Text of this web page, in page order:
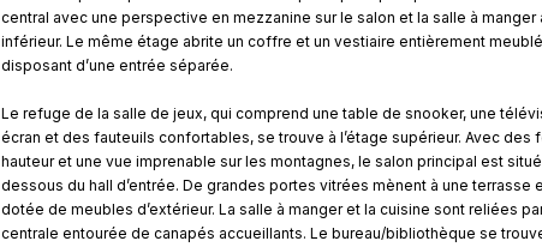
central avec une perspective en mezzanine sur le salon et la salle à manger
inférieur. Le même étage abrite un coffre et un vestiaire entièrement
disposant d’une entrée séparée.
Le refuge de la salle de jeux, qui comprend une table de snooker, une
écran et des fauteuils confortables, se trouve à l’étage supérieur. Avec des
hauteur et une vue imprenable sur les montagnes, le salon principal est
dessous du hall d’entrée. De grandes portes vitrées mènent à une terrasse
dotée de meubles d’extérieur. La salle à manger et la cuisine sont reliées
centrale entourée de canapés accueillants. Le bureau/bibliothèque se